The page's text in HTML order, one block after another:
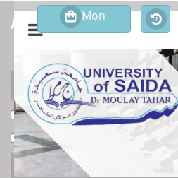
affiner ou comparer
Support
1 1[3]
Livre
Livre[1]
Section